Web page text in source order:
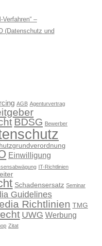
–
(Datenschutz und
AGB Agenturvertrag
BDSG Bewerber
Einwilligung
IT-Richtlinien
Schadensersatz Seminar
Guidelines
Richtlinien TMG
UWG Werbung
Zitat